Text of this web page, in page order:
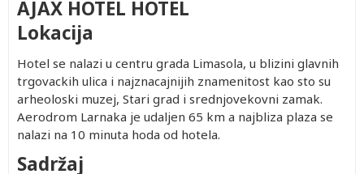
AJAX HOTEL HOTEL
Lokacija
Hotel se nalazi u centru grada Limasola, u blizini glavnih
trgovackih ulica i najznacajnijih znamenitost kao sto su
arheoloski muzej, Stari grad i srednjovekovni zamak.
Aerodrom Larnaka je udaljen 65 km a najbliza plaza se
nalazi na 10 minuta hoda od hotela.
Sadržaj